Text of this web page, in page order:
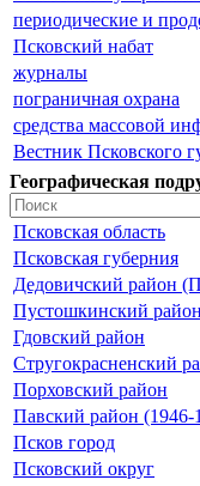
периодические и
Псковский набат
журналы
пограничная охрана
средства массовой
Вестник Псковского
Географическая
Псковская область
Псковская губерния
Дедовичский район
Пустошкинский район
Гдовский район
Стругокрасненский
Порховский район
Павский район (1946-
Псков город
Псковский округ